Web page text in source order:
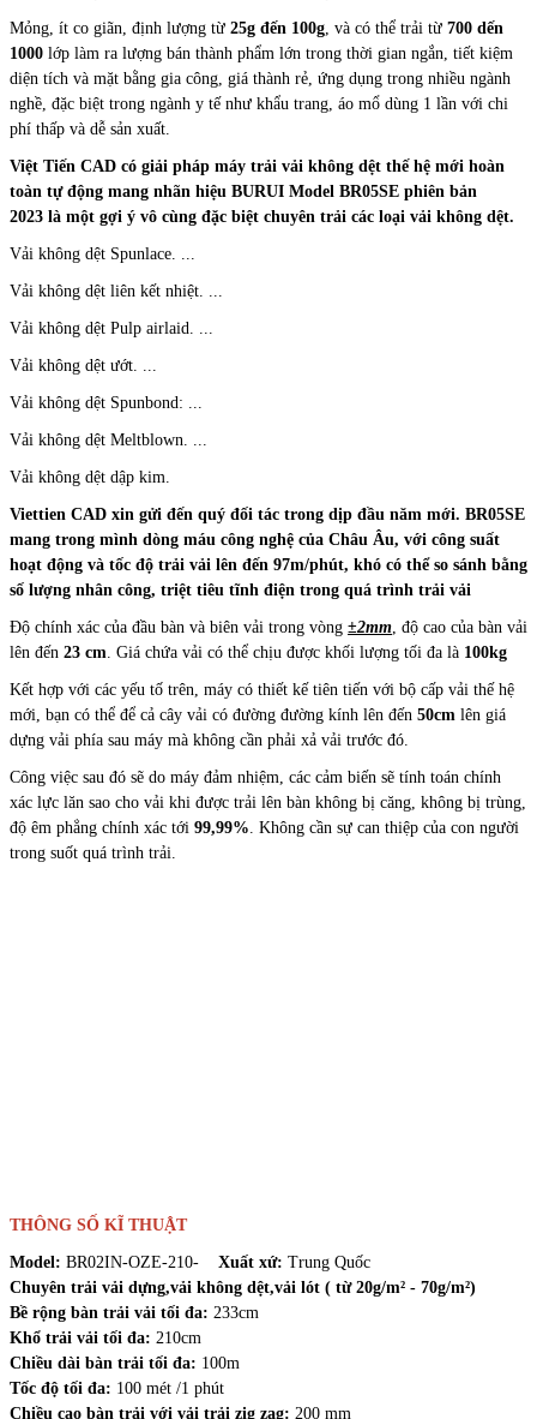
Mỏng, ít co giãn, định lượng từ 25g đến 100g, và có thể trải từ 700 dến
1000 lớp làm ra lượng bán thành phẩm lớn trong thời gian ngắn, tiết kiệm
diện tích và mặt bằng gia công, giá thành rẻ, ứng dụng trong nhiều ngành
nghề, đặc biệt trong ngành y tế như khẩu trang, áo mổ dùng 1 lần với chi
phí thấp và dễ sản xuất.
Việt Tiến CAD có giải pháp máy trải vải không dệt thế hệ mới hoàn
toàn tự động mang nhãn hiệu BURUI Model BR05SE phiên bản
2023 là một gợi ý vô cùng đặc biệt chuyên trải các loại vải không dệt.
Vải không dệt Spunlace. ...
Vải không dệt liên kết nhiệt. ...
Vải không dệt Pulp airlaid. ...
Vải không dệt ướt. ...
Vải không dệt Spunbond: ...
Vải không dệt Meltblown. ...
Vải không dệt dập kim.
Viettien CAD xin gửi đến quý đối tác trong dịp đầu năm mới. BR05SE
mang trong mình dòng máu công nghệ của Châu Âu, với công suất
hoạt động và tốc độ trải vải lên đến 97m/phút, khó có thể so sánh bằng
số lượng nhân công, triệt tiêu tĩnh điện trong quá trình trải vải
Độ chính xác của đầu bàn và biên vải trong vòng ±2mm, độ cao của bàn vải
lên đến 23 cm. Giá chứa vải có thể chịu được khối lượng tối đa là 100kg
Kết hợp với các yếu tố trên, máy có thiết kế tiên tiến với bộ cấp vải thế hệ
mới, bạn có thể để cả cây vải có đường đường kính lên đến 50cm lên giá
dựng vải phía sau máy mà không cần phải xả vải trước đó.
Công việc sau đó sẽ do máy đảm nhiệm, các cảm biến sẽ tính toán chính
xác lực lăn sao cho vải khi được trải lên bàn không bị căng, không bị trùng,
độ êm phẳng chính xác tới 99,99%. Không cần sự can thiệp của con người
trong suốt quá trình trải.
THÔNG SỐ KĨ THUẬT
Model: BR02IN-OZE-210- Xuất xứ: Trung Quốc
Chuyên trải vải dựng,vải không dệt,vải lót ( từ 20g/m² - 70g/m²)
Bề rộng bàn trải vải tối đa: 233cm
Khổ trải vải tối đa: 210cm
Chiều dài bàn trải tối đa: 100m
Tốc độ tối đa: 100 mét /1 phút
Chiều cao bàn trải với vải trải zig zag: 200 mm